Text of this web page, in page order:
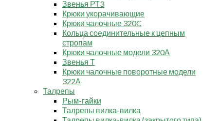
Звенья РТ3
Крюки укорачивающие
Крюки чалочные 320C
Кольца соединительные к цепным
стропам
Крюки чалочные модели 320А
Звенья Т
Крюки чалочные поворотные модели
322А
Талрепы
Рым-гайки
Талрепы вилка-вилка